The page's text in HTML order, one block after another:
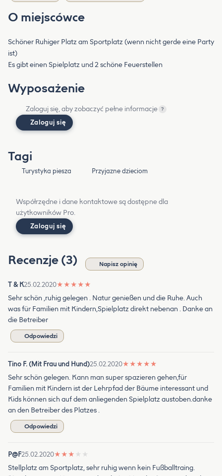
O miejscówce
Schöner Ruhiger Platz am Sportplatz (wenn nicht gerde eine Party
ist)
Es gibt einen Spielplatz und 2 schöne Feuerstellen
Wyposażenie
Zaloguj się, aby zobaczyć pełne informacje ?
Zaloguj się
Tagi
Turystyka piesza Przyjazne dzieciom
Współrzędne i dane kontaktowe są dostępne dla
użytkowników Pro.
Zaloguj się
Recenzje (3) Napisz opinię
T & K25.02.2020★ ★ ★ ★ ★
Sehr schön ,ruhig gelegen . Natur genießen und die Ruhe. Auch
was für Familien mit Kindern,Spielplatz direkt nebenan . Danke an
die Betreiber
Odpowiedzi
Tino F. (Mit Frau und Hund)25.02.2020★ ★ ★ ★ ★
Sehr schön gelegen. Kann man super spazieren gehen,für
Familien mit Kindern ist der Lehrpfad der Bäume interessant und
Kids können sich auf dem anliegenden Spielplatz austoben.danke
an den Betreiber des Platzes .
Odpowiedzi
P@F25.02.2020★ ★ ★ ★ ★
Stellplatz am Sportplatz, sehr ruhig wenn kein Fußballtraing.